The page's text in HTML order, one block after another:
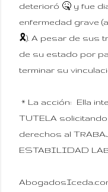
deterioró 🤒 y fue
enfermedad grave
🎗️). A pesar de sus
de su estado por
terminar su
* La acción: Ella
TUTELA
derechos al
ESTABILIDAD